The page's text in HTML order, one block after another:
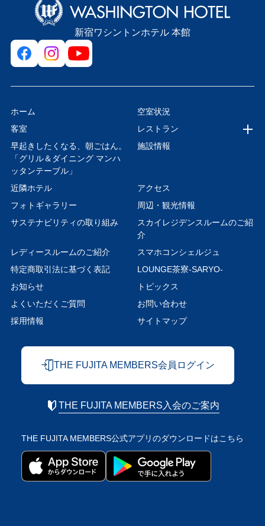
新宿ワシントンホテル 本館
ホーム
空室状況
客室
レストラン
早起きしたくなる、朝ごはん。
「グリル＆ダイニング マンハ
ッタンテーブル」
施設情報
近隣ホテル
アクセス
フォトギャラリー
周辺・観光情報
サステナビリティの取り組み
スカイレジデンスルームのご紹
介
レディースルームのご紹介
スマホコンシェルジュ
特定商取引法に基づく表記
LOUNGE茶寮-SARYO-
お知らせ
トピックス
よくいただくご質問
お問い合わせ
採用情報
サイトマップ
THE FUJITA MEMBERS会員ログイン
THE FUJITA MEMBERS入会のご案内
THE FUJITA MEMBERS公式アプリのダウンロードはこちら